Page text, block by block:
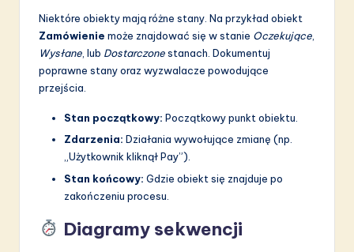
Niektóre obiekty mają różne stany. Na przykład obiekt
Zamówienie może znajdować się w stanie Oczekujące,
Wysłane, lub Dostarczonestanach. Dokumentuj
poprawne stany oraz wyzwalacze powodujące
przejścia.
Stan początkowy: Początkowy punkt obiektu.
Zdarzenia: Działania wywołujące zmianę (np.
„Użytkownik kliknął Pay”).
Stan końcowy: Gdzie obiekt się znajduje po
zakończeniu procesu.
Diagramy sekwencji